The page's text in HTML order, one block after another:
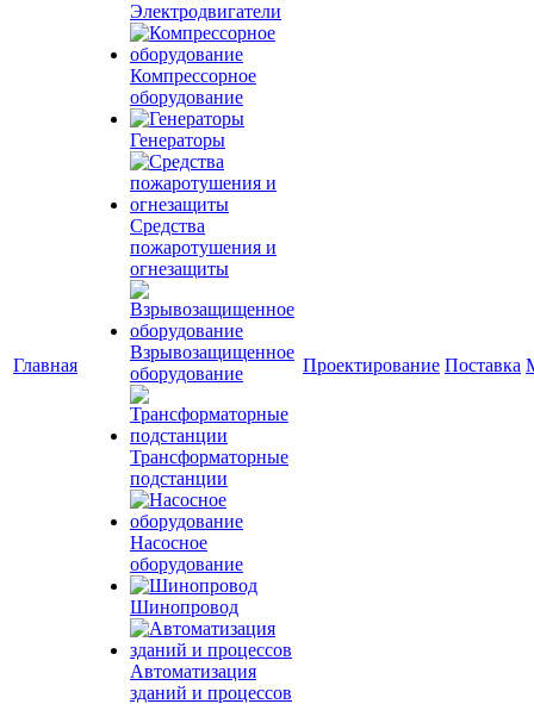
Главная
Электродвигатели
Компрессорное
оборудование
Генераторы
Средства
пожаротушения и
огнезащиты
Взрывозащищенное
оборудование
Трансформаторные
подстанции
Насосное
оборудование
Шинопровод
Автоматизация
зданий и процессов
Проектирование Поставка